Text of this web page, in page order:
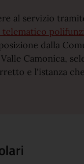
al servizio
dalla
Camonica,
e l'istanza